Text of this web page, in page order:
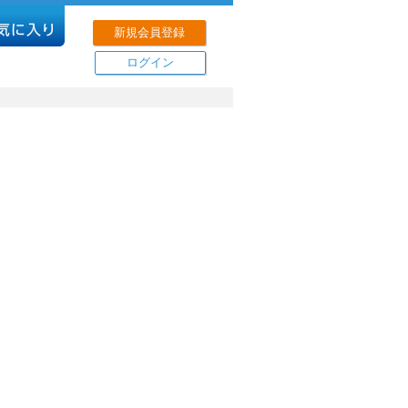
新規会員登録
ログイン